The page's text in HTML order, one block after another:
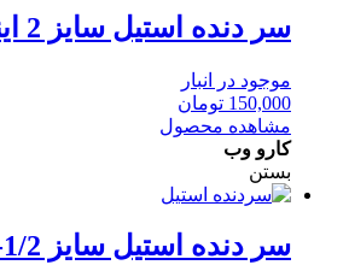
سر دنده استیل سایز 2 اینچ
موجود در انبار
150,000 تومان
مشاهده محصول
کارو وب
بستن
سر دنده استیل سایز 1/2-1 اینچ